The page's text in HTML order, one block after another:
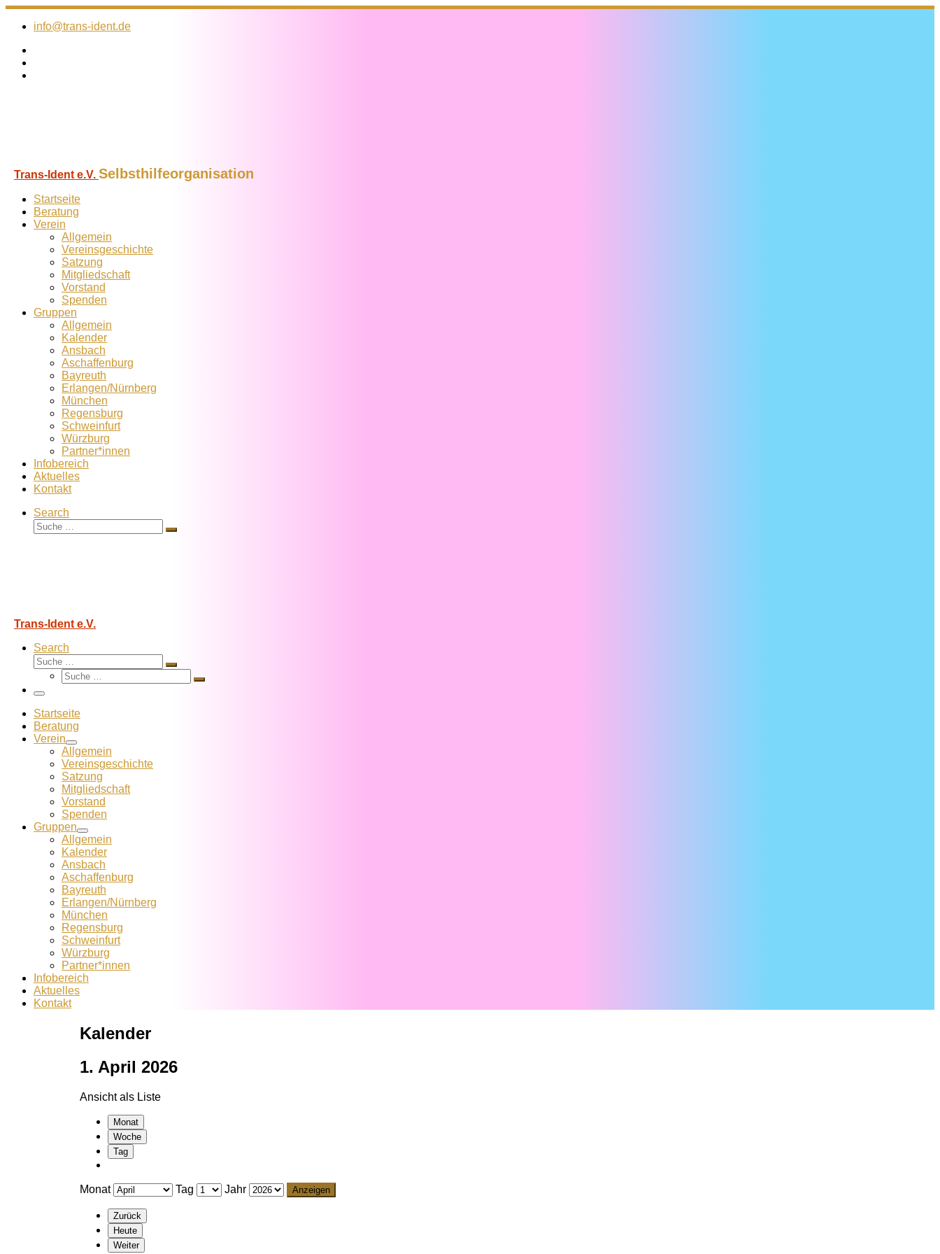
Zum
Inhalt
info@trans-ident.de
Trans-Ident e.V. Selbsthilfeorganisation
Startseite
Beratung
Verein
Allgemein
Vereins­geschichte
Satzung
Mitglied­schaft
Vorstand
Spenden
Gruppen
Allgemein
Kalender
Ansbach
Aschaffenburg
Bayreuth
Erlangen/Nürnberg
München
Regensburg
Schweinfurt
Würzburg
Partner*innen
Infobereich
Aktuelles
Kontakt
Search
Suche
Suche
Trans-Ident e.V.
Search
Suche
Suche
Suche
Suche
Menü
Startseite
Beratung
Verein
Allgemein
Vereins­geschichte
Satzung
Mitglied­schaft
Vorstand
Spenden
Gruppen
Allgemein
Kalender
Ansbach
Aschaffenburg
Bayreuth
Erlangen/Nürnberg
München
Regensburg
Schweinfurt
Würzburg
Partner*innen
Infobereich
Aktuelles
Kontakt
Kalender
1. April 2026
Ansicht als Liste
Monat
Woche
Tag
Monat Tag Jahr
Zurück
Heute
Weiter